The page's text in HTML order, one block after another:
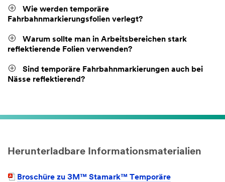
Wie werden temporäre
Fahrbahnmarkierungsfolien verlegt?
Warum sollte man in Arbeitsbereichen stark
reflektierende Folien verwenden?
Sind temporäre Fahrbahnmarkierungen auch bei
Nässe reflektierend?
Herunterladbare Informationsmaterialien
Broschüre zu 3M™ Stamark™ Temporäre